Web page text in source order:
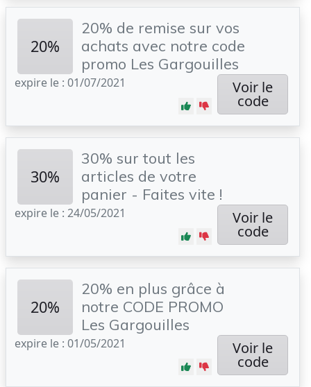
20%
20% de remise sur vos
achats avec notre code
promo Les Gargouilles
expire le : 01/07/2021 Voir le
code
30%
30% sur tout les
articles de votre
panier - Faites vite !
expire le : 24/05/2021 Voir le
code
20%
20% en plus grâce à
notre CODE PROMO
Les Gargouilles
expire le : 01/05/2021 Voir le
code